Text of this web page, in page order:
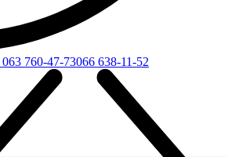
063 760-47-73066 638-11-52